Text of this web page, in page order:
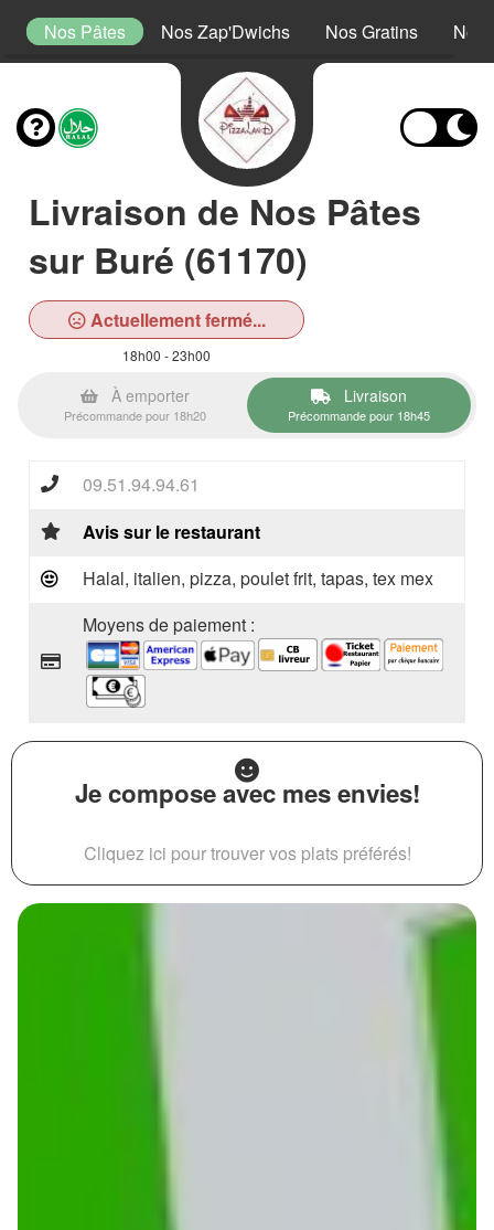
Nos Pâtes Nos Zap'Dwichs Nos Gratins Nos
Livraison de Nos Pâtes
sur Buré (61170)
Actuellement fermé...
18h00 - 23h00
À emporter
Précommande pour 18h20
Livraison
Précommande pour 18h45
09.51.94.94.61
Avis sur le restaurant
Halal, italien, pizza, poulet frit, tapas, tex mex
Moyens de paiement :
Je compose avec mes envies!
Cliquez ici pour trouver vos plats préférés!